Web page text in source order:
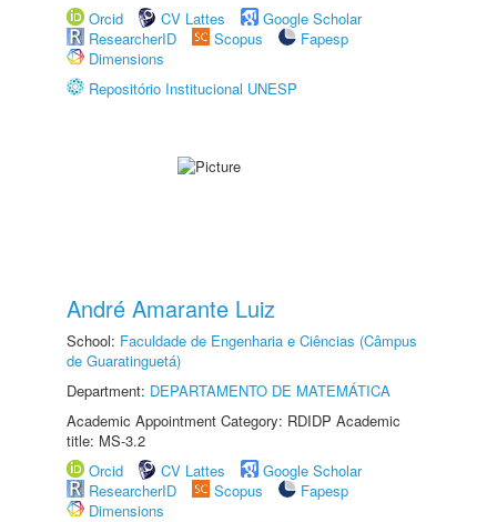
Orcid
CV Lattes
Google Scholar
ResearcherID
Scopus
Fapesp
Dimensions
Repositório Institucional UNESP
André Amarante Luiz
School: Faculdade de Engenharia e Ciências (Câmpus
de Guaratinguetá)
Department: DEPARTAMENTO DE MATEMÁTICA
Academic Appointment Category: RDIDP Academic
title: MS-3.2
Orcid
CV Lattes
Google Scholar
ResearcherID
Scopus
Fapesp
Dimensions